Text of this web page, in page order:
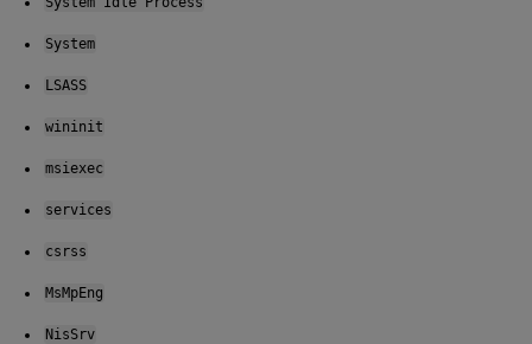
System
LSASS
wininit
msiexec
services
csrss
MsMpEng
NisSrv